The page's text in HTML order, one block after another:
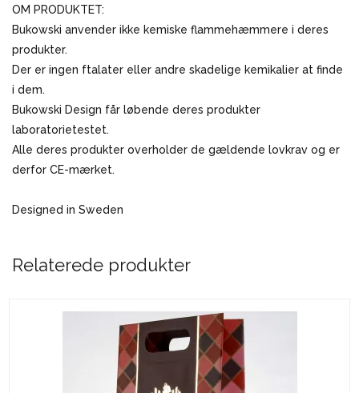
OM PRODUKTET:
Bukowski anvender ikke kemiske flammehæmmere i deres
produkter.
Der er ingen ftalater eller andre skadelige kemikalier at finde
i dem.
Bukowski Design får løbende deres produkter
laboratorietestet.
Alle deres produkter overholder de gældende lovkrav og er
derfor CE-mærket.
Designed in Sweden
Relaterede produkter